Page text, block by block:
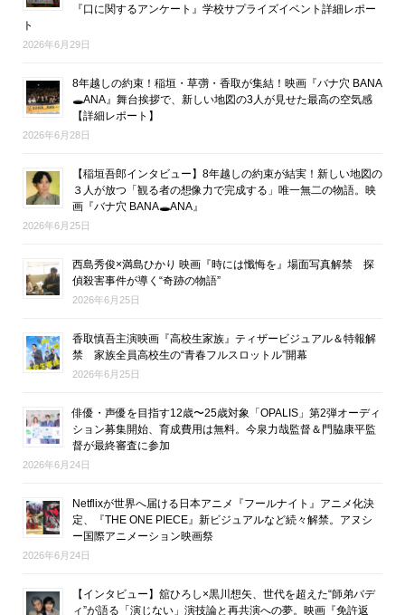
『口に関するアンケート』学校サプライズイベント詳細レポー
ト
2026年6月29日
8年越しの約束！稲垣・草彅・香取が集結！映画『バナ穴 BANA
🕳ANA』舞台挨拶で、新しい地図の3人が見せた最高の空気感
【詳細レポート】
2026年6月28日
【稲垣吾郎インタビュー】8年越しの約束が結実！新しい地図の
３人が放つ「観る者の想像力で完成する」唯一無二の物語。映
画『バナ穴 BANA🕳ANA』
2026年6月25日
西島秀俊×満島ひかり 映画『時には懺悔を』場面写真解禁 探
偵殺害事件が導く“奇跡の物語”
2026年6月25日
香取慎吾主演映画『高校生家族』ティザービジュアル＆特報解
禁 家族全員高校生の“青春フルスロットル”開幕
2026年6月25日
俳優・声優を目指す12歳〜25歳対象「OPALIS」第2弾オーディ
ション募集開始、育成費用は無料。今泉力哉監督＆門脇康平監
督が最終審査に参加
2026年6月24日
Netflixが世界へ届ける日本アニメ『フールナイト』アニメ化決
定、『THE ONE PIECE』新ビジュアルなど続々解禁。アヌシ
ー国際アニメーション映画祭
2026年6月24日
【インタビュー】舘ひろし×黒川想矢、世代を超えた“師弟バデ
ィ”が語る「演じない」演技論と再共演への夢。映画『免許返